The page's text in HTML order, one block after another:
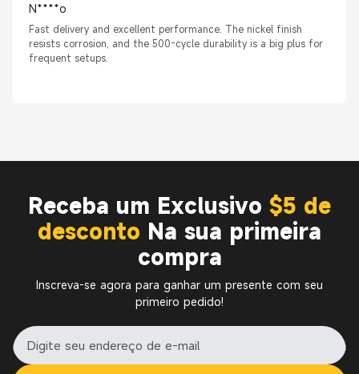
N****o
Fast delivery and excellent performance. The nickel finish
resists corrosion, and the 500-cycle durability is a big plus for
frequent setups.
Receba um Exclusivo $5 de
desconto Na sua primeira
compra
Inscreva-se agora para ganhar um presente com seu
primeiro pedido!